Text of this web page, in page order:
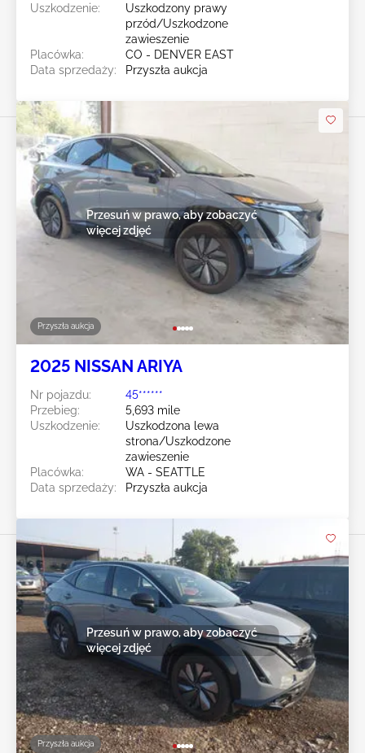
Uszkodzenie:
Uszkodzony prawy
przód/Uszkodzone
zawieszenie
Placówka:
CO - DENVER EAST
Data sprzedaży:
Przyszła aukcja
Przyszła aukcja
Przesuń w prawo, aby zobaczyć
więcej zdjęć
2025 NISSAN ARIYA
Nr pojazdu:
45******
Przebieg:
5,693 mile
Uszkodzenie:
Uszkodzona lewa
strona/Uszkodzone
zawieszenie
Placówka:
WA - SEATTLE
Data sprzedaży:
Przyszła aukcja
Przyszła aukcja
Przesuń w prawo, aby zobaczyć
więcej zdjęć